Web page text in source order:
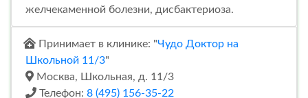
желчекаменной болезни, дисбактериоза.
Принимает в клинике: "Чудо Доктор на
Школьной 11/3"
Москва, Школьная, д. 11/3
Телефон: 8 (495) 156-35-22